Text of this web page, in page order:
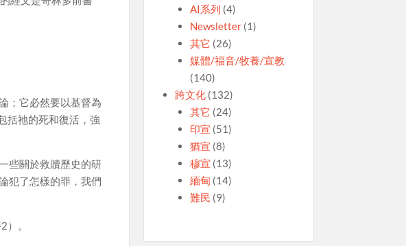
；它必然要以基督為
括祂的死和復活，強
些關於救贖歷史的研
犯了怎樣的罪，我們
）。
AI系列 (4)
Newsletter (1)
其它 (26)
媒體/福音/牧養/宣教
(140)
跨文化 (132)
其它 (24)
印宣 (51)
猶宣 (8)
穆宣 (13)
緬甸 (14)
難民 (9)